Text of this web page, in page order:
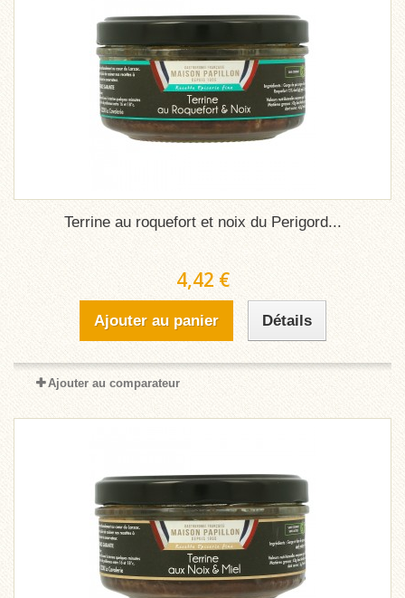
Terrine au roquefort et noix du Perigord...
4,42 €
Ajouter au panier Détails
Ajouter au comparateur